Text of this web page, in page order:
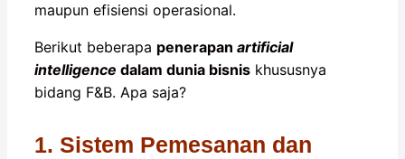
maupun efisiensi operasional.
Berikut beberapa penerapan artificial
intelligence dalam dunia bisnis khususnya
bidang F&B. Apa saja?
1. Sistem Pemesanan dan